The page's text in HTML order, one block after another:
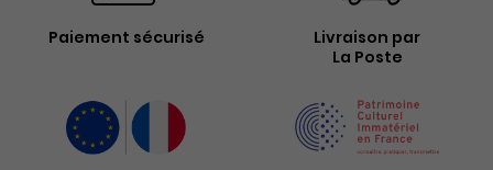
Paiement sécurisé
Livraison par
La Poste